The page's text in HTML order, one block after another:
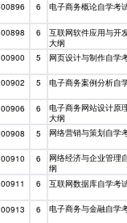
00896 6 电子商务概论自学考
00898 6
互联网软件应用与开
大纲
00900 5 网页设计与制作自学
00902 5 电子商务案例分析自
00906 6
电子商务网站设计原
大纲
00908 5 网络营销与策划自学
00910 6
网络经济与企业管理
纲
00911 6 互联网数据库自学考
00913 6 电子商务与金融自学